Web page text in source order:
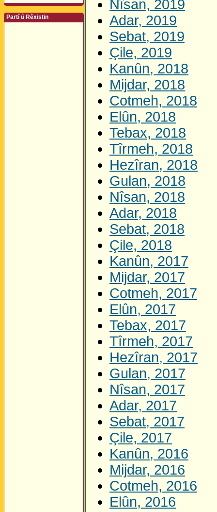
Partî û Rêxistin
Nîsan, 2019
Adar, 2019
Sebat, 2019
Çile, 2019
Kanûn, 2018
Mijdar, 2018
Cotmeh, 2018
Elûn, 2018
Tebax, 2018
Tîrmeh, 2018
Hezîran, 2018
Gulan, 2018
Nîsan, 2018
Adar, 2018
Sebat, 2018
Çile, 2018
Kanûn, 2017
Mijdar, 2017
Cotmeh, 2017
Elûn, 2017
Tebax, 2017
Tîrmeh, 2017
Hezîran, 2017
Gulan, 2017
Nîsan, 2017
Adar, 2017
Sebat, 2017
Çile, 2017
Kanûn, 2016
Mijdar, 2016
Cotmeh, 2016
Elûn, 2016